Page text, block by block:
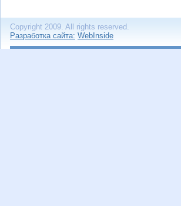
Copyright 2009. All rights reserved.
Разработка сайта: WebInside